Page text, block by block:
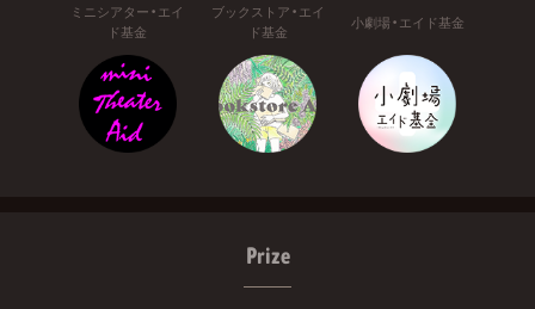
ミニシアター・エイ
ド基金
ブックストア・エイ
ド基金
小劇場・エイド基金
Prize